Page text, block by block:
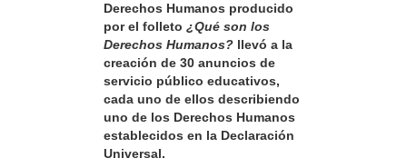
Derechos Humanos producido
por el folleto ¿Qué son los
Derechos Humanos? llevó a la
creación de 30 anuncios de
servicio público educativos,
cada uno de ellos describiendo
uno de los Derechos Humanos
establecidos en la Declaración
Universal.